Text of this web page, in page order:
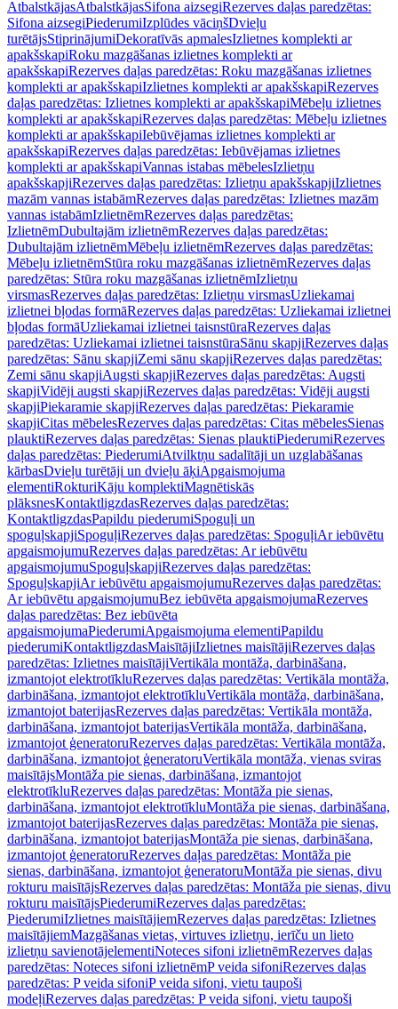
AtbalstkājasAtbalstkājasSifona aizsegiRezerves daļas paredzētas:
Sifona aizsegiPiederumiIzplūdes vāciņšDvieļu
turētājsStiprinājumiDekoratīvās apmalesIzlietnes komplekti ar
apakšskapiRoku mazgāšanas izlietnes komplekti ar
apakšskapiRezerves daļas paredzētas: Roku mazgāšanas izlietnes
komplekti ar apakšskapiIzlietnes komplekti ar apakšskapiRezerves
daļas paredzētas: Izlietnes komplekti ar apakšskapiMēbeļu izlietnes
komplekti ar apakšskapiRezerves daļas paredzētas: Mēbeļu izlietnes
komplekti ar apakšskapiIebūvējamas izlietnes komplekti ar
apakšskapiRezerves daļas paredzētas: Iebūvējamas izlietnes
komplekti ar apakšskapiVannas istabas mēbelesIzlietņu
apakšskapjiRezerves daļas paredzētas: Izlietņu apakšskapjiIzlietnes
mazām vannas istabāmRezerves daļas paredzētas: Izlietnes mazām
vannas istabāmIzlietnēmRezerves daļas paredzētas:
IzlietnēmDubultajām izlietnēmRezerves daļas paredzētas:
Dubultajām izlietnēmMēbeļu izlietnēmRezerves daļas paredzētas:
Mēbeļu izlietnēmStūra roku mazgāšanas izlietnēmRezerves daļas
paredzētas: Stūra roku mazgāšanas izlietnēmIzlietņu
virsmasRezerves daļas paredzētas: Izlietņu virsmasUzliekamai
izlietnei bļodas formāRezerves daļas paredzētas: Uzliekamai izlietnei
bļodas formāUzliekamai izlietnei taisnstūraRezerves daļas
paredzētas: Uzliekamai izlietnei taisnstūraSānu skapjiRezerves daļas
paredzētas: Sānu skapjiZemi sānu skapjiRezerves daļas paredzētas:
Zemi sānu skapjiAugsti skapjiRezerves daļas paredzētas: Augsti
skapjiVidēji augsti skapjiRezerves daļas paredzētas: Vidēji augsti
skapjiPiekaramie skapjiRezerves daļas paredzētas: Piekaramie
skapjiCitas mēbelesRezerves daļas paredzētas: Citas mēbelesSienas
plauktiRezerves daļas paredzētas: Sienas plauktiPiederumiRezerves
daļas paredzētas: PiederumiAtvilktņu sadalītāji un uzglabāšanas
kārbasDvieļu turētāji un dvieļu āķiApgaismojuma
elementiRokturiKāju komplektiMagnētiskās
plāksnesKontaktligzdasRezerves daļas paredzētas:
KontaktligzdasPapildu piederumiSpoguļi un
spoguļskapjiSpoguļiRezerves daļas paredzētas: SpoguļiAr iebūvētu
apgaismojumuRezerves daļas paredzētas: Ar iebūvētu
apgaismojumuSpoguļskapjiRezerves daļas paredzētas:
SpoguļskapjiAr iebūvētu apgaismojumuRezerves daļas paredzētas:
Ar iebūvētu apgaismojumuBez iebūvēta apgaismojumaRezerves
daļas paredzētas: Bez iebūvēta
apgaismojumaPiederumiApgaismojuma elementiPapildu
piederumiKontaktligzdasMaisītājiIzlietnes maisītājiRezerves daļas
paredzētas: Izlietnes maisītājiVertikāla montāža, darbināšana,
izmantojot elektrotīkluRezerves daļas paredzētas: Vertikāla montāža,
darbināšana, izmantojot elektrotīkluVertikāla montāža, darbināšana,
izmantojot baterijasRezerves daļas paredzētas: Vertikāla montāža,
darbināšana, izmantojot baterijasVertikāla montāža, darbināšana,
izmantojot ģeneratoruRezerves daļas paredzētas: Vertikāla montāža,
darbināšana, izmantojot ģeneratoruVertikāla montāža, vienas sviras
maisītājsMontāža pie sienas, darbināšana, izmantojot
elektrotīkluRezerves daļas paredzētas: Montāža pie sienas,
darbināšana, izmantojot elektrotīkluMontāža pie sienas, darbināšana,
izmantojot baterijasRezerves daļas paredzētas: Montāža pie sienas,
darbināšana, izmantojot baterijasMontāža pie sienas, darbināšana,
izmantojot ģeneratoruRezerves daļas paredzētas: Montāža pie
sienas, darbināšana, izmantojot ģeneratoruMontāža pie sienas, divu
rokturu maisītājsRezerves daļas paredzētas: Montāža pie sienas, divu
rokturu maisītājsPiederumiRezerves daļas paredzētas:
PiederumiIzlietnes maisītājiemRezerves daļas paredzētas: Izlietnes
maisītājiemMazgāšanas vietas, virtuves izlietņu, ierīču un lieto
izlietņu savienotājelementiNoteces sifoni izlietnēmRezerves daļas
paredzētas: Noteces sifoni izlietnēmP veida sifoniRezerves daļas
paredzētas: P veida sifoniP veida sifoni, vietu taupoši
modeļiRezerves daļas paredzētas: P veida sifoni, vietu taupoši